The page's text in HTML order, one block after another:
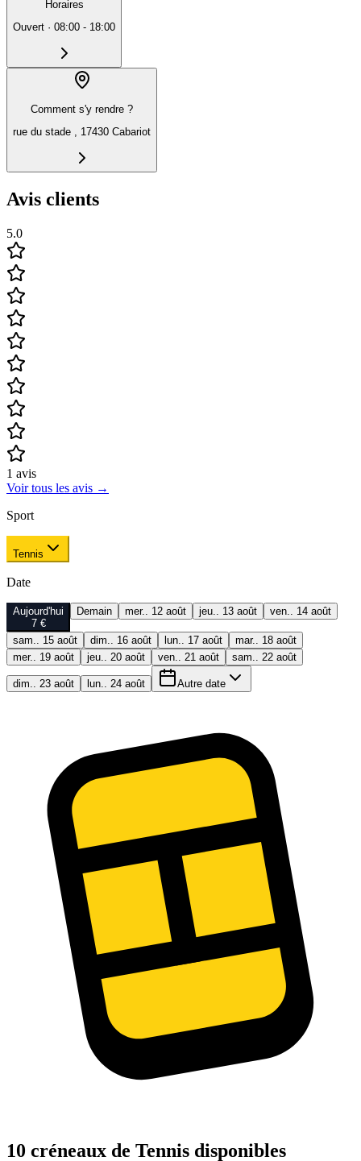
Horaires
Ouvert · 08:00 - 18:00
Comment s'y rendre ?
rue du stade , 17430 Cabariot
Avis clients
5.0
1 avis
Voir tous les avis →
Sport
Tennis
Date
Aujourd'hui
7 €
Demain mer.. 12 août jeu.. 13 août ven.. 14 août
sam.. 15 août dim.. 16 août lun.. 17 août
mar.. 18 août
mer.. 19 août
jeu.. 20 août ven.. 21 août sam.. 22 août
dim.. 23 août lun.. 24 août Autre date
10 créneaux de Tennis disponibles